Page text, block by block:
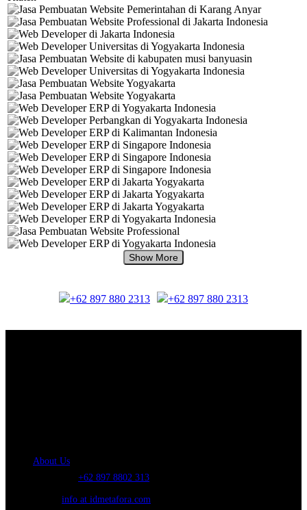
+62 897 880 2313 +62 897 880 2313
About Us
+62 897 8802 313
info at idmetafora.com